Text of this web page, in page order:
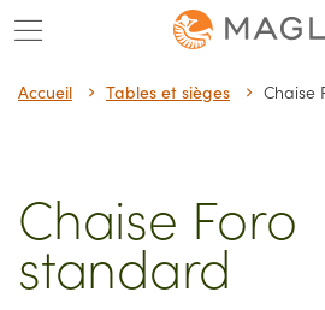
Passer
au
contenu
Accueil Tables et sièges Chaise
Chaise Foro
standard